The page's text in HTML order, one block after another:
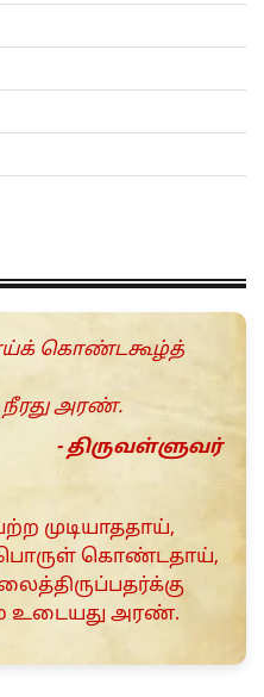
கொண்டகூழ்த்
அரண்.
- திருவள்ளுவர்
முடியாததாய்,
கொண்டதாய்,
உடையது அரண்.